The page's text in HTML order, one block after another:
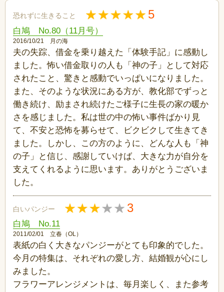
恐れずに生きること 5
白鳩 No.80（11月号）
2016/10/21 月の海
夫の失踪、借金を乗り越えた「体験手記」に感動し
ました。怖い借金取りの人も「神の子」として対応
されたこと、驚きと感動でいっぱいになりました。
また、そのような状況にある方が、教化部でずっと
働き続け、励まされ続けたご様子に生長の家の暖か
さを感じました。私は世の中の怖い事件ばかり見
て、不安と恐怖を募らせて、ビクビクして生きてき
ました。しかし、この方のように、どんな人も「神
の子」と信じ、感謝していけば、大きな力が自分を
支えてくれるように思います。ありがとうございま
した。
白いパンジー 3
白鳩 No.11
2011/02/01 立春（OL）
表紙の白く大きなパンジーがとても印象的でした。
今月の特集は、それぞれの愛し方、結婚観が心にし
みました。
フラワーアレンジメントは、毎月楽しく、また参考